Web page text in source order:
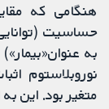
هنگامی که
حساسیت